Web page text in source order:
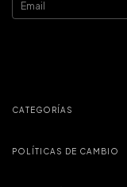
CATEGORÍAS
POLÍTICAS DE CAMBIO